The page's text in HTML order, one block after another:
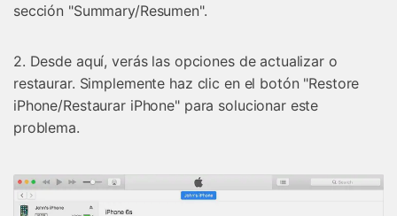
sección "Summary/Resumen".
2. Desde aquí, verás las opciones de actualizar o
restaurar. Simplemente haz clic en el botón "Restore
iPhone/Restaurar iPhone" para solucionar este
problema.